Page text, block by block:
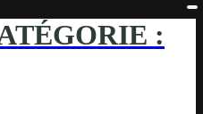
: